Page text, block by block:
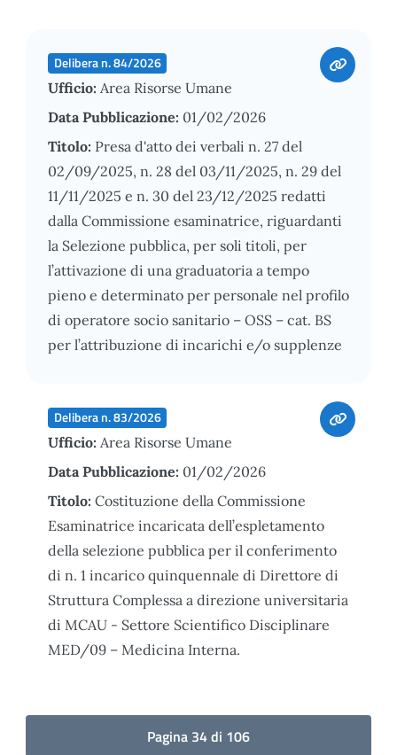
Delibera n. 84/2026
Ufficio: Area Risorse Umane
Data Pubblicazione: 01/02/2026
Titolo: Presa d'atto dei verbali n. 27 del
02/09/2025, n. 28 del 03/11/2025, n. 29 del
11/11/2025 e n. 30 del 23/12/2025 redatti
dalla Commissione esaminatrice, riguardanti
la Selezione pubblica, per soli titoli, per
l’attivazione di una graduatoria a tempo
pieno e determinato per personale nel profilo
di operatore socio sanitario – OSS – cat. BS
per l’attribuzione di incarichi e/o supplenze
Delibera n. 83/2026
Ufficio: Area Risorse Umane
Data Pubblicazione: 01/02/2026
Titolo: Costituzione della Commissione
Esaminatrice incaricata dell’espletamento
della selezione pubblica per il conferimento
di n. 1 incarico quinquennale di Direttore di
Struttura Complessa a direzione universitaria
di MCAU - Settore Scientifico Disciplinare
MED/09 – Medicina Interna.
Pagina 34 di 106